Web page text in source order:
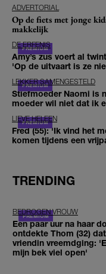
ADVERTORIAL
Op de fiets met jonge
makkelijk
DE ERFENIS
Amy’s zus voert al
'Op de uitvaart is ze
LEKKER SAMENGESTELD
Stiefmoeder Naomi is
moeder wil niet dat ik
LIEVE HELEEN
Fred (55): 'Ik vind het
komen tijdens een
TRENDING
BEDROGEN VROUW
Een paar uur na haar
ontdekte Thom (32)
vriendin vreemdging:
mijn bek viel open'